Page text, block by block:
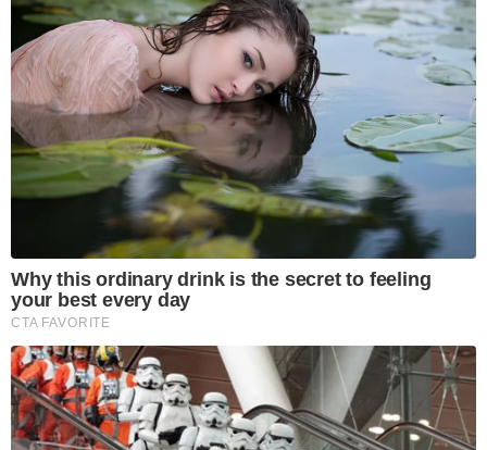
Why this ordinary drink is the secret to feeling
your best every day
CTA FAVORITE